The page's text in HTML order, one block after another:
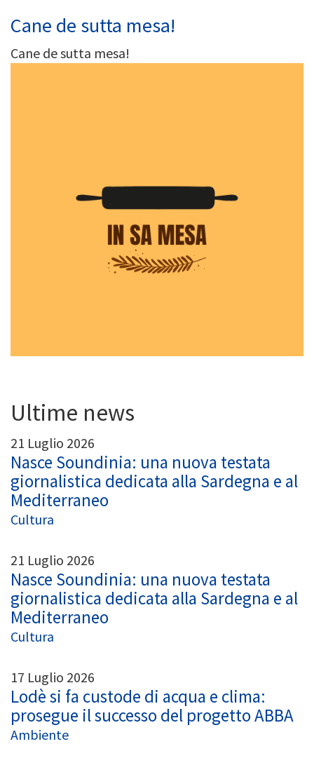
Cane de sutta mesa!
Cane de sutta mesa!
Ultime news
21 Luglio 2026
Nasce Soundinia: una nuova testata
giornalistica dedicata alla Sardegna e al
Mediterraneo
Cultura
21 Luglio 2026
Nasce Soundinia: una nuova testata
giornalistica dedicata alla Sardegna e al
Mediterraneo
Cultura
17 Luglio 2026
Lodè si fa custode di acqua e clima:
prosegue il successo del progetto ABBA
Ambiente